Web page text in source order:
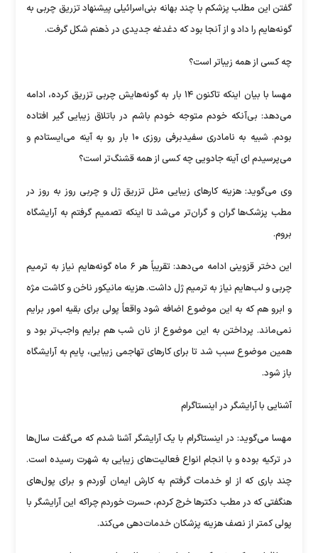
گفتن این مطلب پزشکم با چند بهانه بنی‌اسرائیلی پیشنهاد تزریق چربی به
گونه‌هایم را داد و از آنجا بود که دغدغه جدیدی در ذهنم شکل گرفت.
چه کسی از همه زیباتر است؟
مهسا با بیان اینکه تاکنون ۱۴ بار به گونه‌هایش چربی تزریق کرده، ادامه
می‌دهد: بی‌آنکه خودم متوجه خودم باشم در باتلاق زیبایی گیر افتاده
بودم. شبیه به نامادری سفیدبرفی روزی ۱۰ بار رو به آینه می‌ایستادم و
می‌پرسیدم ای آینه جادویی چه کسی از همه قشنگ‌تر است؟
وی می‌گوید: هزینه کارهای زیبایی مثل تزریق ژل و چربی روز به روز در
مطب پزشک‌ها گران و گران‌تر می‌شد تا اینکه تصمیم گرفتم به آرایشگاه
بروم.
این دختر قزوینی ادامه می‌دهد: تقریباً هر ۶ ماه گونه‌هایم نیاز به ترمیم
چربی و لب‌هایم نیاز به ترمیم ژل داشت. هزینه مانیکور ناخن و کاشت مژه
و ابرو هم که به این موضوع اضافه شود واقعاً پولی برای بقیه امور برایم
نمی‌ماند. پرداختن به این موضوع از نان شب هم برایم واجب‌تر بود و
همین موضوع سبب شد تا برای کارهای تهاجمی زیبایی، پایم به آرایشگاه
باز شود.
آشنایی با آرایشگر در اینستاگرام
مهسا می‌گوید: در اینستاگرام با یک آرایشگر آشنا شدم که می‌گفت سال‌ها
در ترکیه بوده و با انجام انواع فعالیت‌های زیبایی به شهرت رسیده است.
چند باری که از او خدمات گرفتم به کارش ایمان آوردم و برای پول‌های
هنگفتی که در مطب دکترها خرج کردم، حسرت خوردم چراکه این آرایشگر با
پولی کمتر از نصف هزینه پزشکان خدمات‌دهی می‌کند.